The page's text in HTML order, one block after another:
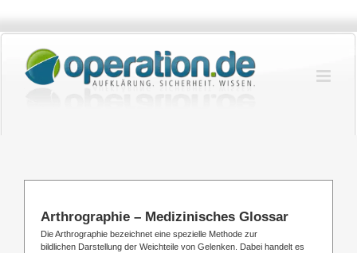
springen
Arthrographie – Medizinisches Glossar
Die Arthrographie bezeichnet eine spezielle Methode zur
bildlichen Darstellung der Weichteile von Gelenken. Dabei handelt es